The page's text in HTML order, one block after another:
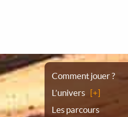
Plan
du
Comment jouer ?
L’univers
Les parcours